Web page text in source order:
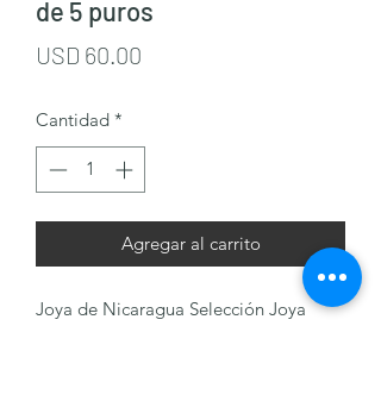
de 5 puros
USD 60.00
Cantidad *
Agregar al carrito
Joya de Nicaragua Selección Joya